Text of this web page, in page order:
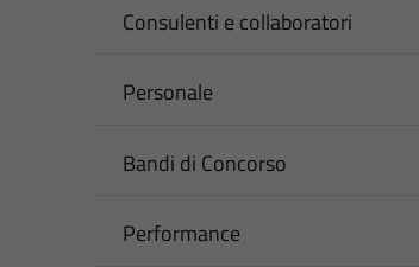
Consulenti e collaboratori
Personale
Bandi di Concorso
Performance